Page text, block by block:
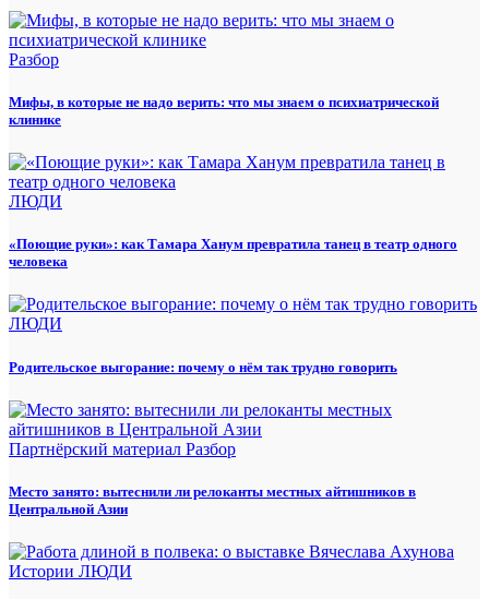
Разбор
Мифы, в которые не надо верить: что мы знаем о психиатрической
клинике
ЛЮДИ
«Поющие руки»: как Тамара Ханум превратила танец в театр одного
человека
ЛЮДИ
Родительское выгорание: почему о нём так трудно говорить
Партнёрский материал Разбор
Место занято: вытеснили ли релоканты местных айтишников в
Центральной Азии
Истории ЛЮДИ